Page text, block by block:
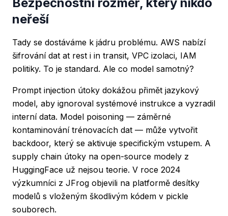
neřeší
Tady se dostáváme k jádru problému. AWS nabízí
šifrování dat at rest i in transit, VPC izolaci, IAM
politiky. To je standard. Ale co model samotný?
Prompt injection útoky dokážou přimět jazykový
model, aby ignoroval systémové instrukce a vyzradil
interní data. Model poisoning — záměrné
kontaminování trénovacích dat — může vytvořit
backdoor, který se aktivuje specifickým vstupem. A
supply chain útoky na open-source modely z
HuggingFace už nejsou teorie. V roce 2024
výzkumníci z JFrog objevili na platformě desítky
modelů s vloženým škodlivým kódem v pickle
souborech.